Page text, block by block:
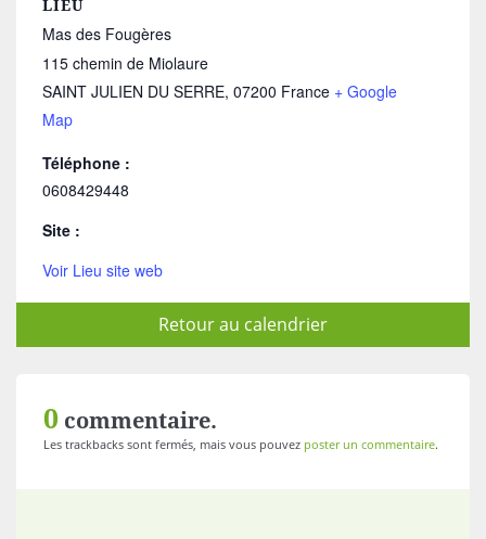
LIEU
Mas des Fougères
115 chemin de Miolaure
SAINT JULIEN DU SERRE, 07200 France + Google
Map
Téléphone :
0608429448
Site :
Voir Lieu site web
Retour au calendrier
0 commentaire.
Les trackbacks sont fermés, mais vous pouvez poster un commentaire.